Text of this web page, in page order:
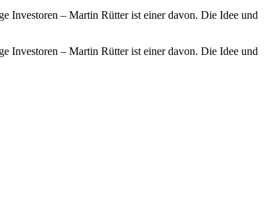
Investoren – Martin Rütter ist einer davon. Die Idee und
Investoren – Martin Rütter ist einer davon. Die Idee und